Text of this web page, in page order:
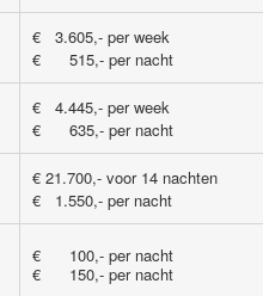
€ 3.605,- per week
€ 515,- per nacht
€ 4.445,- per week
€ 635,- per nacht
€ 21.700,- voor 14 nachten
€ 1.550,- per nacht
€ 100,- per nacht
€ 150,- per nacht